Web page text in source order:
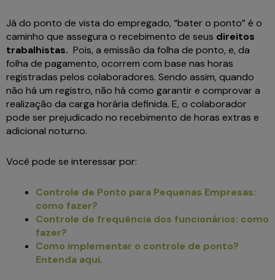
Já do ponto de vista do empregado, “bater o ponto” é o
caminho que assegura o recebimento de seus direitos
trabalhistas. Pois, a emissão da folha de ponto, e, da
folha de pagamento, ocorrem com base nas horas
registradas pelos colaboradores. Sendo assim, quando
não há um registro, não há como garantir e comprovar a
realização da carga horária definida. E, o colaborador
pode ser prejudicado no recebimento de horas extras e
adicional noturno.
Você pode se interessar por:
Controle de Ponto para Pequenas Empresas:
como fazer?
Controle de frequência dos funcionários: como
fazer?
Como implementar o controle de ponto?
Entenda aqui.